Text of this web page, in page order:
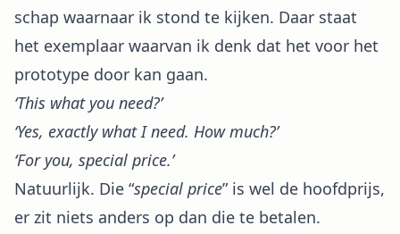
schap waarnaar ik stond te kijken. Daar staat
het exemplaar waarvan ik denk dat het voor het
prototype door kan gaan.
‘This what you need?’
‘Yes, exactly what I need. How much?’
‘For you, special price.’
Natuurlijk. Die “special price” is wel de hoofdprijs,
er zit niets anders op dan die te betalen.